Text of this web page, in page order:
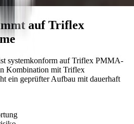
auf Triflex
systemkonform auf Triflex PMMA-
Kombination mit Triflex
ein geprüfter Aufbau mit dauerhaft